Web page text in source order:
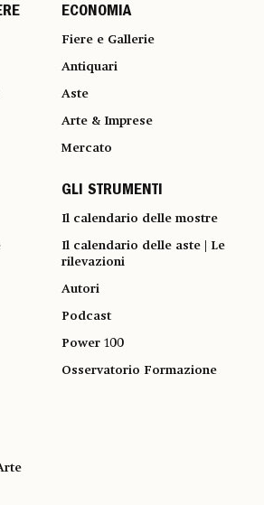
ECONOMIA
Fiere e Gallerie
Antiquari
Aste
Arte & Imprese
Mercato
GLI STRUMENTI
Il calendario delle mostre
Il calendario delle aste | Le
rilevazioni
Autori
Podcast
Power 100
Osservatorio Formazione